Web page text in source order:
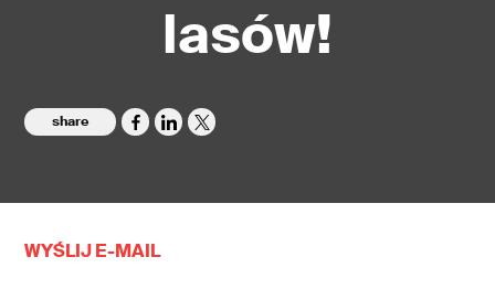
lasów!
share
WYŚLIJ E-MAIL